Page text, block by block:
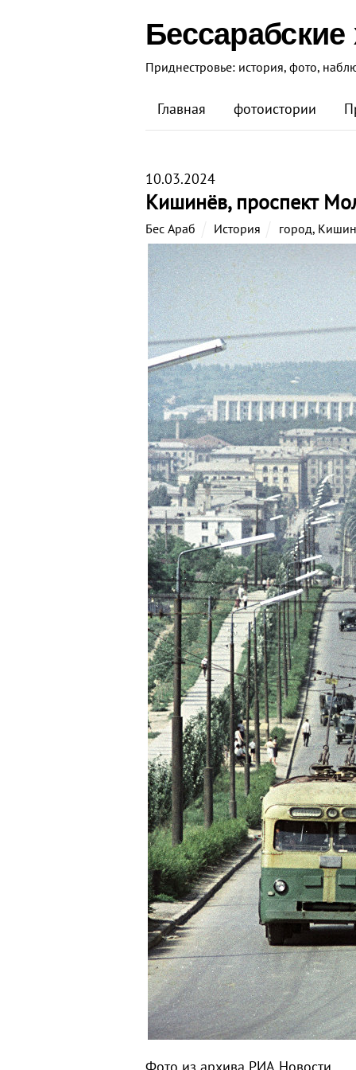
Бессарабские
Приднестровье: история, фото,
Главная фотоистории
10.03.2024
Кишинёв, проспект
Бес Араб История город,
Фото из архива РИА Новости